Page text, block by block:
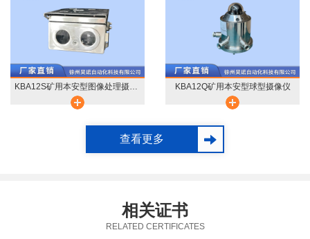
KBA12S矿用本安型图像处理摄像仪 KBA12Q矿用本安型球型摄像仪
查看更多
相关证书
RELATED CERTIFICATES